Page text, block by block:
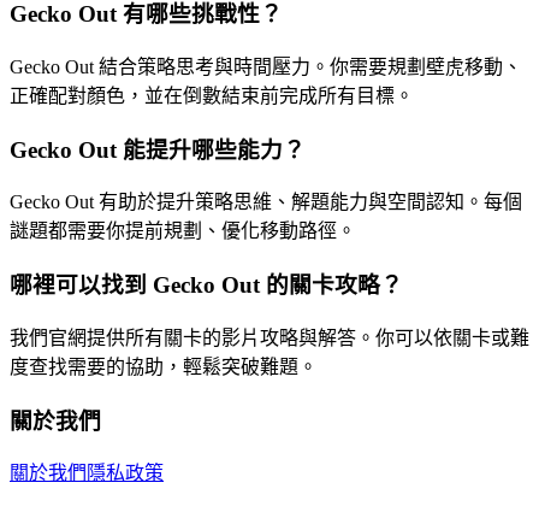
Gecko Out 有哪些挑戰性？
Gecko Out 結合策略思考與時間壓力。你需要規劃壁虎移動、
正確配對顏色，並在倒數結束前完成所有目標。
Gecko Out 能提升哪些能力？
Gecko Out 有助於提升策略思維、解題能力與空間認知。每個
謎題都需要你提前規劃、優化移動路徑。
哪裡可以找到 Gecko Out 的關卡攻略？
我們官網提供所有關卡的影片攻略與解答。你可以依關卡或難
度查找需要的協助，輕鬆突破難題。
關於我們
關於我們 隱私政策